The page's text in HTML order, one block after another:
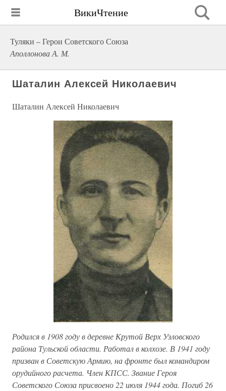
ВикиЧтение
Туляки – Герои Советского Союза
Аполлонова А. М.
Шаталин Алексей Николаевич
Шаталин Алексей Николаевич
Родился в 1908 году в деревне Крутой Верх Узловского
района Тульской области. Работал в колхозе. В 1941 году
призван в Советскую Армию, на фронте был командиром
орудийного расчета. Член КПСС. Звание Героя
Советского Союза присвоено 22 июля 1944 года. Погиб 26